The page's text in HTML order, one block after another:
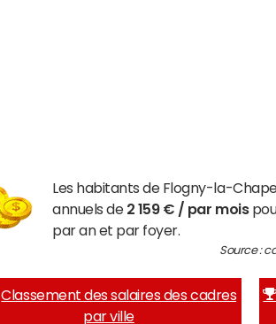
Les habitants de Flogny-la-
annuels de 2 159 € / par mois
par an et par foyer.
Source :
Classement des salaires des cadres
par ville